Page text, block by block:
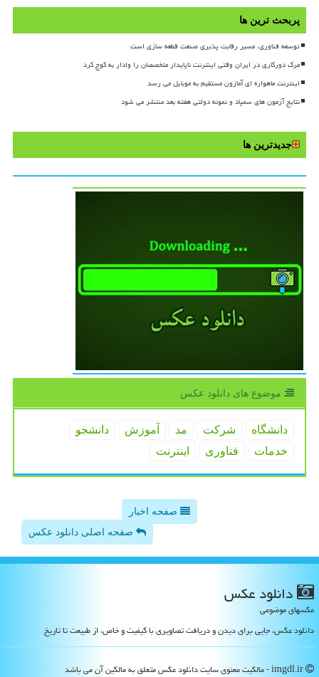
پربحث ترین ها
توسعه فناوری، مسیر رقابت پذیری صنعت قطعه سازی است
مرگ دورکاری در ایران وقتی اینترنت ناپایدار متخصصان را وادار به کوچ کرد
اینترنت ماهواره ای آمازون مستقیم به موبایل می رسد
نتایج آزمون های سمپاد و نمونه دولتی هفته بعد منتشر می شود
جدیدترین ها
موضوع های دانلود عكس
دانشگاه شركت مد آموزش
دانشجو
خدمات
فناوری اینترنت
صفحه اخبار
صفحه اصلی دانلود عکس
دانلود عكس
عکسهای موضوعی
دانلود عکس، جایی برای دیدن و دریافت تصاویری با کیفیت و خاص، از طبیعت تا تاریخ